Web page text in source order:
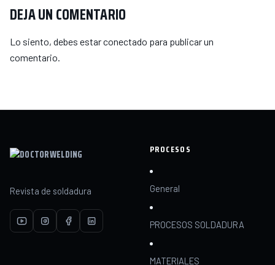
DEJA UN COMENTARIO
Lo siento, debes estarconectado para publicar un
comentario.
Revista de soldadura
PROCESOS
General
PROCESOS SOLDADURA
MATERIALES